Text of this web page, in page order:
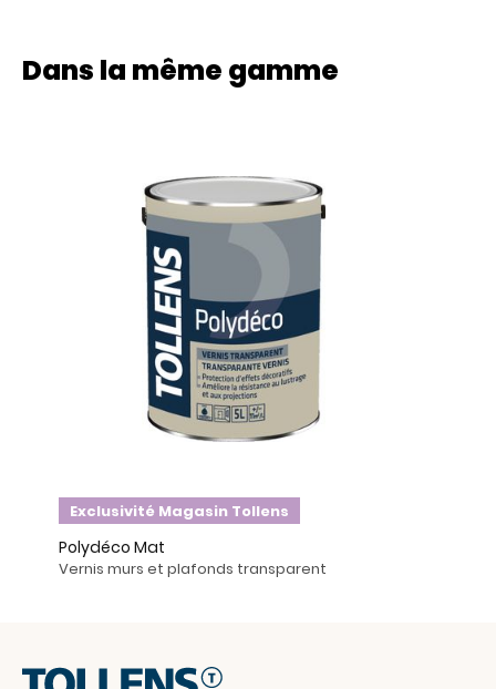
Dans la même gamme
Exclusivité Magasin Tollens
Polydéco Mat
Vernis murs et plafonds transparent